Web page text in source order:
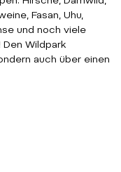
Fasan, Uhu,
und noch viele
Den Wildpark
auch über einen